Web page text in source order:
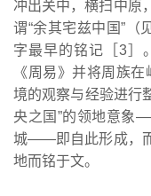
冲出关中，横扫中原
谓“余其宅兹中国”（
字最早的铭记［3］
《周易》并将周族
境的观察与经验进行
央之国”的领地意象
城——即自此形成，
地而铭于文。